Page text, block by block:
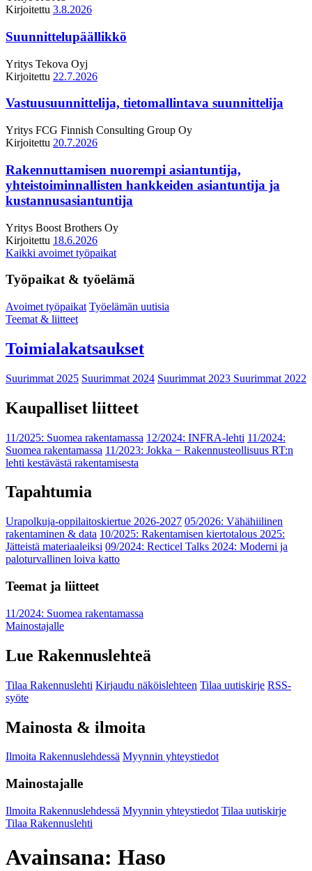
Kirjoitettu 3.8.2026
Suunnittelupäällikkö
Yritys Tekova Oyj
Kirjoitettu 22.7.2026
Vastuusuunnittelija, tietomallintava suunnittelija
Yritys FCG Finnish Consulting Group Oy
Kirjoitettu 20.7.2026
Rakennuttamisen nuorempi asiantuntija,
yhteistoiminnallisten hankkeiden asiantuntija ja
kustannusasiantuntija
Yritys Boost Brothers Oy
Kirjoitettu 18.6.2026
Kaikki avoimet työpaikat
Työpaikat & työelämä
Avoimet työpaikat Työelämän uutisia
Teemat & liitteet
Toimialakatsaukset
Suurimmat 2025 Suurimmat 2024 Suurimmat 2023 Suurimmat 2022
Kaupalliset liitteet
11/2025: Suomea rakentamassa 12/2024: INFRA-lehti 11/2024:
Suomea rakentamassa 11/2023: Jokka − Rakennusteollisuus RT:n
lehti kestävästä rakentamisesta
Tapahtumia
Urapolkuja-oppilaitoskiertue 2026-2027 05/2026: Vähähiilinen
rakentaminen & data 10/2025: Rakentamisen kiertotalous 2025:
Jätteistä materiaaleiksi 09/2024: Recticel Talks 2024: Moderni ja
paloturvallinen loiva katto
Teemat ja liitteet
11/2024: Suomea rakentamassa
Mainostajalle
Lue Rakennuslehteä
Tilaa Rakennuslehti Kirjaudu näköislehteen Tilaa uutiskirje RSS-
syöte
Mainosta & ilmoita
Ilmoita Rakennuslehdessä Myynnin yhteystiedot
Mainostajalle
Ilmoita Rakennuslehdessä Myynnin yhteystiedot Tilaa uutiskirje
Tilaa Rakennuslehti
Avainsana: Haso